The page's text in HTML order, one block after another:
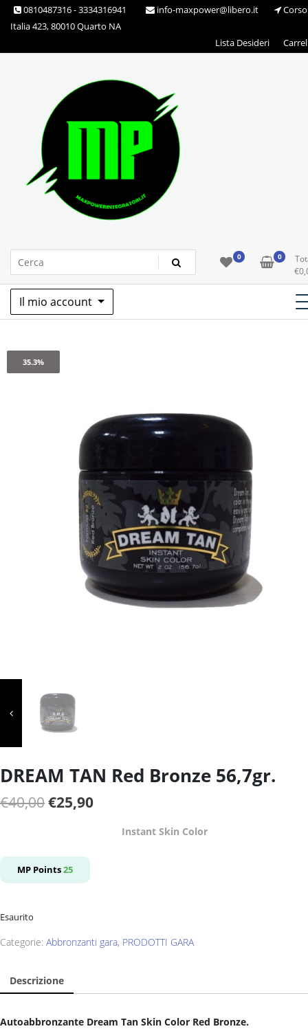
Skip 0810487316 - 3334316941 info-maxpower@libero.it
Corso
Italia 423, 80010 Quarto NA
Lista Desideri
Max Power Integratori 0 0
€
Il mio account
35.3%
DREAM TAN Red Bronze 56,7gr.
€40,00Il
era:
€40,00.
€25,90Il
Instant Skin Color
MP Points25
Esaurito
Categorie: Abbronzanti gara, PRODOTTI GARA
Descrizione
Autoabbronzante Dream Tan Skin Color Red Bronze.